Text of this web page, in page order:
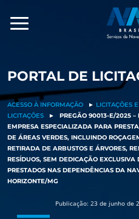
para
PORTAL DE
ACESSO À INFORMAÇÃO ► LICITAÇÕES
LICITAÇÕES
►
PREGÃO 90013-E/2025 –
EMPRESA ESPECIALIZADA PARA
DE ÁREAS VERDES, INCLUINDO
RETIRADA DE ARBUSTOS E ÁRVORES,
RESÍDUOS, SEM DEDICAÇÃO
PRESTADOS NAS DEPENDÊNCIAS DA
HORIZONTE/MG
Publicação: 23 de junho de